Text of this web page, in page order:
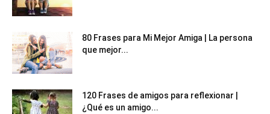
80 Frases para Mi Mejor Amiga | La persona
que mejor...
120 Frases de amigos para reflexionar |
¿Qué es un amigo...